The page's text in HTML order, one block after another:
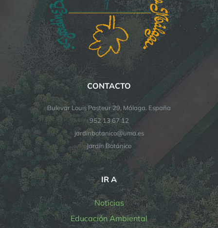
CONTACTO
Bulevar Louis Pasteur 29, Málaga. España
952 13 67 12
jardinbotanico@uma.es
Jardín Botánico
IR A
Noticias
Educación Ambiental